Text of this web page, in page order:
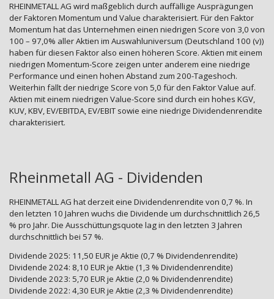
RHEINMETALL AG wird maßgeblich durch auffällige Ausprägungen
der Faktoren Momentum und Value charakterisiert. Für den Faktor
Momentum hat das Unternehmen einen niedrigen Score von 3,0 von
100 – 97,0% aller Aktien im Auswahluniversum (Deutschland 100 (v))
haben für diesen Faktor also einen höheren Score. Aktien mit einem
niedrigen Momentum-Score zeigen unter anderem eine niedrige
Performance und einen hohen Abstand zum 200-Tageshoch.
Weiterhin fällt der niedrige Score von 5,0 für den Faktor Value auf.
Aktien mit einem niedrigen Value-Score sind durch ein hohes KGV,
KUV, KBV, EV/EBITDA, EV/EBIT sowie eine niedrige Dividendenrendite
charakterisiert.
Rheinmetall AG - Dividenden
RHEINMETALL AG hat derzeit eine Dividendenrendite von 0,7 %. In
den letzten 10 Jahren wuchs die Dividende um durchschnittlich 26,5
% pro Jahr. Die Ausschüttungsquote lag in den letzten 3 Jahren
durchschnittlich bei 57 %.
Dividende 2025: 11,50 EUR je Aktie (0,7 % Dividendenrendite)
Dividende 2024: 8,10 EUR je Aktie (1,3 % Dividendenrendite)
Dividende 2023: 5,70 EUR je Aktie (2,0 % Dividendenrendite)
Dividende 2022: 4,30 EUR je Aktie (2,3 % Dividendenrendite)